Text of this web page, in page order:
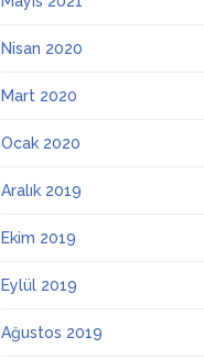
Nisan 2020
Mart 2020
Ocak 2020
Aralık 2019
Ekim 2019
Eylül 2019
Ağustos 2019